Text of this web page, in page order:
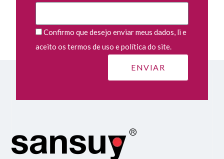
Confirmo que desejo enviar meus dados, li e
aceito os termos de uso e política do site.